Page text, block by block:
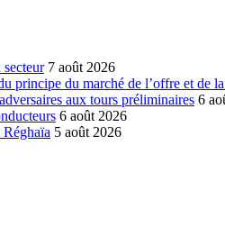
7 août 2026
principe du marché de l’offre et de
aux tours préliminaires 6
6 août 2026
5 août 2026